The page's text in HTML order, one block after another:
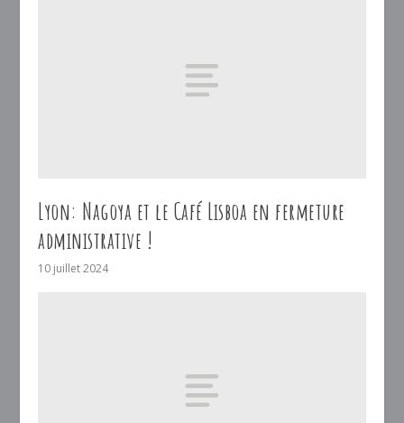
Lyon: Nagoya et le Café Lisboa en fermeture
administrative !
10 juillet 2024